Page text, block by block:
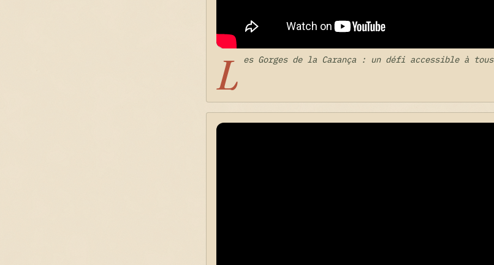
L es Gorges de la Carança : un défi accessible à tous